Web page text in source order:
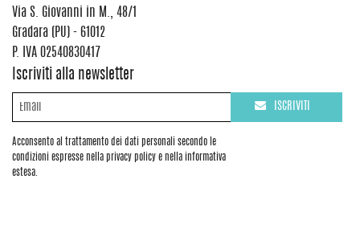
Via S. Giovanni in M., 48/1
Gradara (PU) - 61012
P. IVA 02540830417
Iscriviti alla newsletter
Acconsento al trattamento dei dati personali secondo le
condizioni espresse nella privacy policy e nella informativa
estesa.
ISCRIVITI